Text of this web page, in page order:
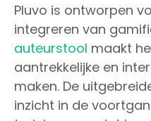
Pluvo is ontworpen
integreren van
auteurstool maakt
aantrekkelijke en
maken. De
inzicht in de